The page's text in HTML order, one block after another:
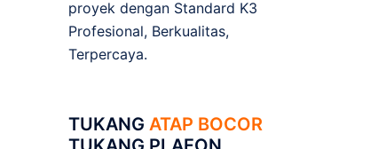
proyek dengan Standard K3
Profesional, Berkualitas,
Terpercaya.
TUKANG ATAP BOCOR